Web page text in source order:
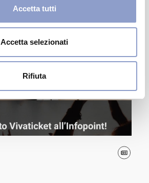
Accetta tutti
Accetta selezionati
Rifiuta